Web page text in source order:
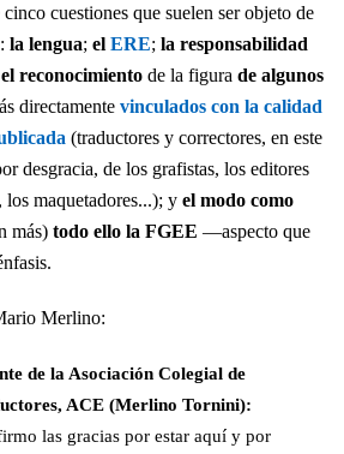
cuestiones que suelen ser objeto de
la lengua; el ERE; la responsabilidad
el reconocimiento de la figura de algunos
directamente vinculados con la calidad
(traductores y correctores, en este
desgracia, de los grafistas, los editores
los maquetadores...); y el modo como
más) todo ello la FGEE —aspecto que
Merlino:
de la Asociación Colegial de
ACE (Merlino Tornini):
las gracias por estar aquí y por